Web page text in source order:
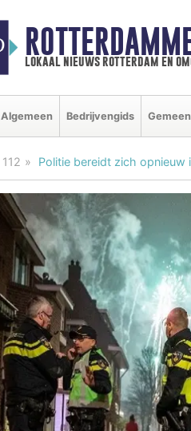
lokaal nieuws rotterdam en
Algemeen Bedrijvengids
112 Politie bereidt zich